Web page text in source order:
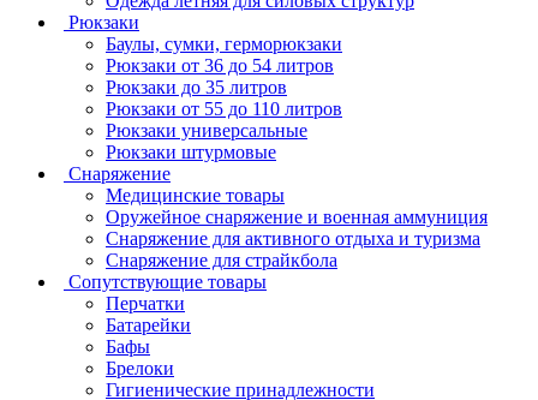
Рюкзаки
Баулы, сумки, герморюкзаки
Рюкзаки от 36 до 54 литров
Рюкзаки до 35 литров
Рюкзаки от 55 до 110 литров
Рюкзаки универсальные
Рюкзаки штурмовые
Снаряжение
Медицинские товары
Оружейное снаряжение и военная аммуниция
Снаряжение для активного отдыха и туризма
Снаряжение для страйкбола
Сопутствующие товары
Перчатки
Батарейки
Бафы
Брелоки
Гигиенические принадлежности